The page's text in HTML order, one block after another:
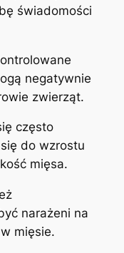
świadomości
negatywnie
zwierząt.
często
do wzrostu
mięsa.
narażeni na
mięsie.